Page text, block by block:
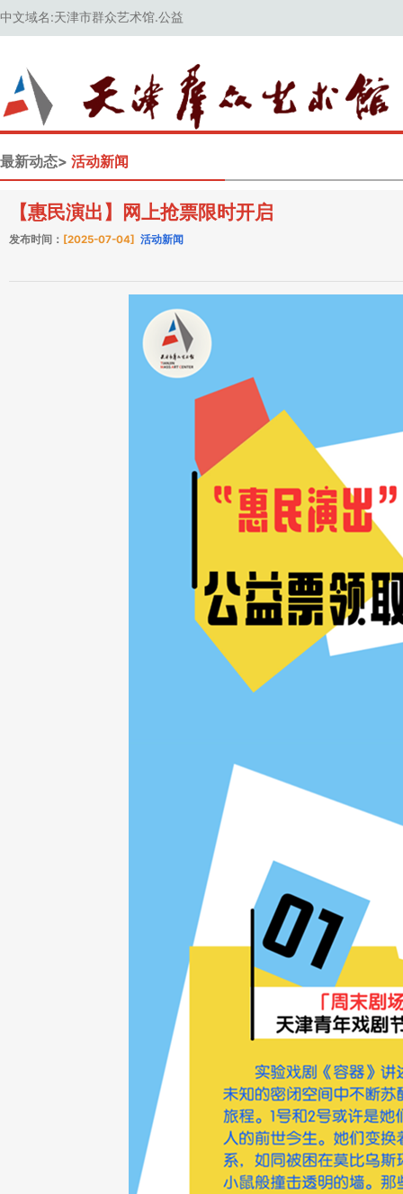
中文域名:天津市群众艺术馆.公益
最新动态> 活动新闻
【惠民演出】网上抢票限时开启
发布时间： [2025-07-04] 活动新闻